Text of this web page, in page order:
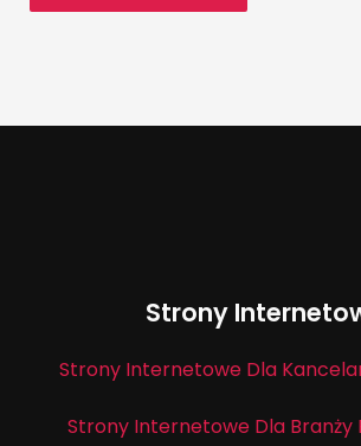
Strony
Strony Internetowe Dla
Strony Internetowe Dla Branży